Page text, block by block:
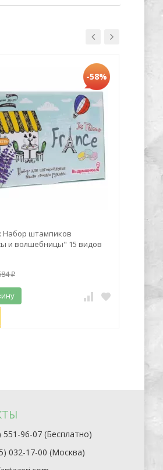
-58%
Набор штампиков
и волшебницы" 15 видов
₽
Хит
551-96-07 (Бесплатно)
032-17-00 (Москва)